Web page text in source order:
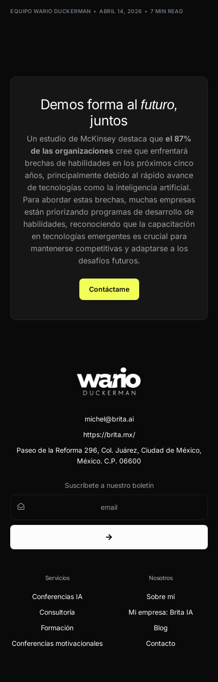
EQUIPO WARIO DUCKERMAN ABRIL 14, 2026 7 MIN READ
Demos forma al futuro,
juntos
Un estudio de McKinsey destaca que el 87%
de las organizacionescree que enfrentará
brechas de habilidades en los próximos cinco
años, principalmente debido al rápido avance
de tecnologías como la inteligencia artificial.
Para abordar estas brechas, muchas empresas
están priorizando programas de desarrollo de
habilidades, reconociendo que la capacitación
en tecnologías emergentes es crucial para
mantenerse competitivas y adaptarse a los
desafíos futuros.
Contáctame
michel@brita.ai
https://brita.mx/
Paseo de la Reforma 296, Col. Juárez, Ciudad de México,
México. C.P. 06600
Suscríbete a nuestro boletín
Servicios
Conferencias IA
Consultoría
Formación
Conferencias motivacionales
Nosotros
Sobre mí
Mi empresa: Brita IA
Blog
Contacto